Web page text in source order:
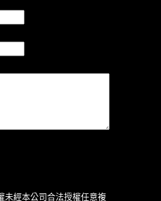
經本公司合法授權任意複